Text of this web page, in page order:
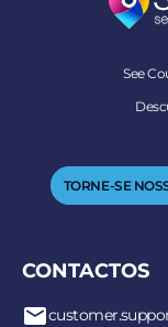
See
TORNE-SE
CONTACTOS